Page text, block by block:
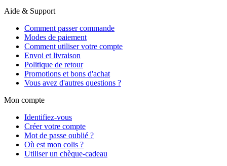
Aide & Support
Comment passer commande
Modes de paiement
Comment utiliser votre compte
Envoi et livraison
Politique de retour
Promotions et bons d'achat
Vous avez d'autres questions ?
Mon compte
Identifiez-vous
Créer votre compte
Mot de passe oublié ?
Où est mon colis ?
Utiliser un chèque-cadeau